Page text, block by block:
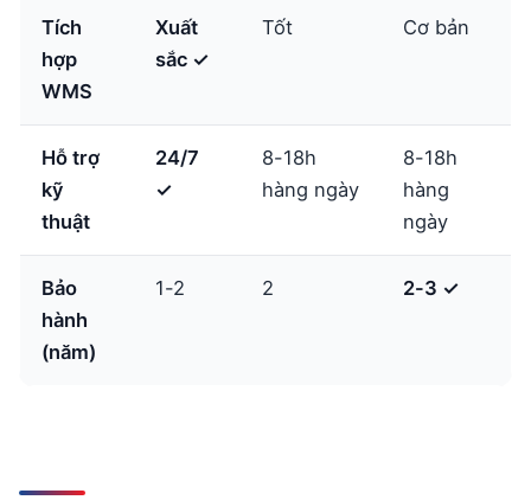
Tích
hợp
WMS
Xuất
sắc ✓
Tốt Cơ bản
Hỗ trợ
kỹ
thuật
24/7
✓
8-18h
hàng ngày
8-18h
hàng
ngày
Bảo
hành
(năm)
1-2 2 2-3 ✓